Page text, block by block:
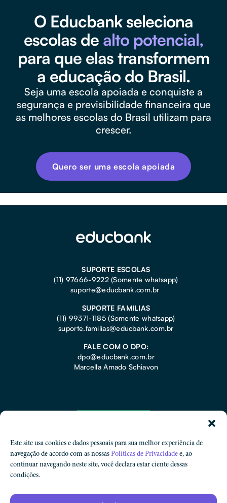
Este site usa cookies e dados pessoais para sua melhor experiência de
navegação de acordo com as nossas Políticas de Privacidade e, ao
continuar navegando neste site, você declara estar ciente dessas
condições.
O Educbank seleciona
escolas de alto potencial,
para que elas transformem
a educação do Brasil.
Seja uma escola apoiada e conquiste a
segurança e previsibilidade financeira que
as melhores escolas do Brasil utilizam para
crescer.
Quero ser uma escola apoiada
SUPORTE ESCOLAS
(11) 97666-9222 (Somente whatsapp)
suporte@educbank.com.br
SUPORTE FAMILIAS
(11) 99371-1185(Somente whatsapp)
suporte.familias@educbank.com.br
FALE COM O DPO:
dpo@educbank.com.br
Marcella Amado Schiavon